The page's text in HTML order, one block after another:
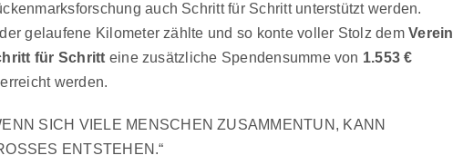
auch Schritt für Schritt unterstützt werden.
gelaufene Kilometer zählte und so konte voller Stolz demVerein
für Schritt eine zusätzliche Spendensumme von 1.553 €
werden.
SICH VIELE MENSCHEN ZUSAMMENTUN, KANN
ENTSTEHEN.“